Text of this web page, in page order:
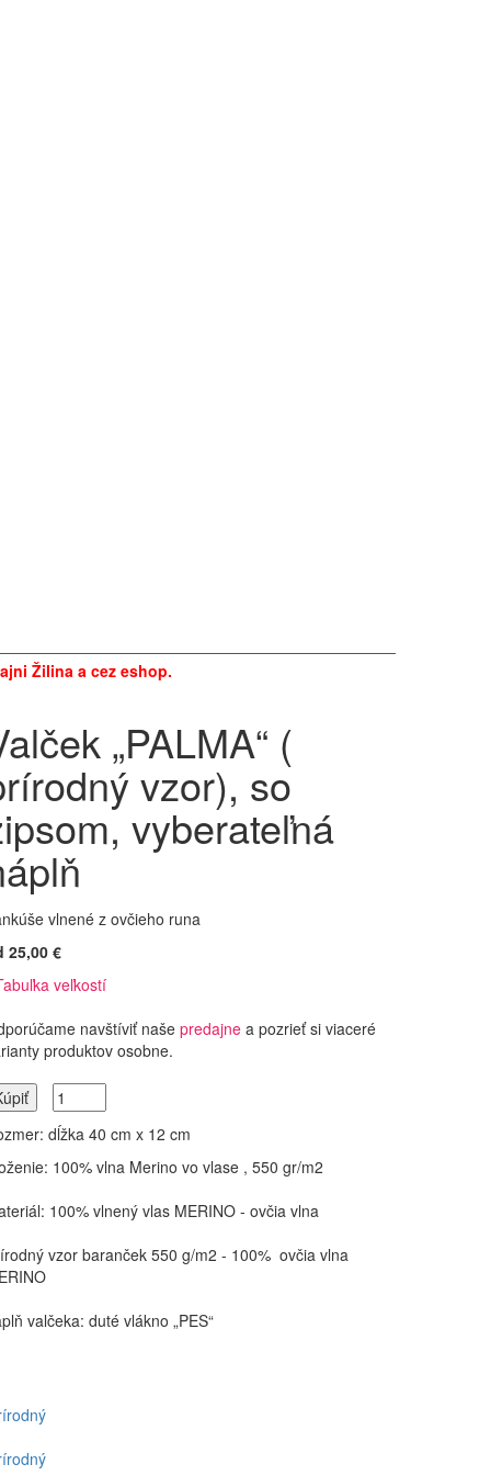
Žilina a cez eshop.
„PALMA“ (
vzor), so
vyberateľná
vlnené z ovčieho runa
25,00 €
veľkostí
navštíviť naše predajne a pozrieť si viaceré
produktov osobne.
dĺžka 40 cm x 12 cm
100% vlna Merino vo vlase , 550 gr/m2
100% vlnený vlas MERINO - ovčia vlna
vzor baranček 550 g/m2 - 100% ovčia vlna
valčeka: duté vlákno „PES“